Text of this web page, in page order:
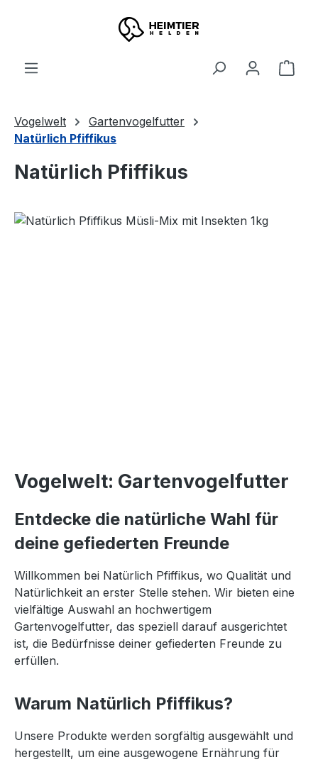
Zum Hauptinhalt springen
Vogelwelt
Gartenvogelfutter
Natürlich Pfiffikus
Natürlich Pfiffikus
Vogelwelt: Gartenvogelfutter
Entdecke die natürliche Wahl für
deine gefiederten Freunde
Willkommen bei Natürlich Pfiffikus, wo Qualität und
Natürlichkeit an erster Stelle stehen. Wir bieten eine
vielfältige Auswahl an hochwertigem
Gartenvogelfutter, das speziell darauf ausgerichtet
ist, die Bedürfnisse deiner gefiederten Freunde zu
erfüllen.
Warum Natürlich Pfiffikus?
Unsere Produkte werden sorgfältig ausgewählt und
hergestellt, um eine ausgewogene Ernährung für